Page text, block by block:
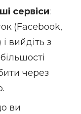
сервіси:
(Facebook,
вийдіть з
через
ви